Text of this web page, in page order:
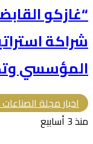
“غازكو
شراكة
المؤسسي
اخبار مجلة
منذ 3 أسابيع